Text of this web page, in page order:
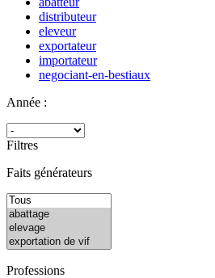
distributeur
eleveur
exportateur
importateur
negociant-en-bestiaux
Année :
Filtres
Faits générateurs
Professions